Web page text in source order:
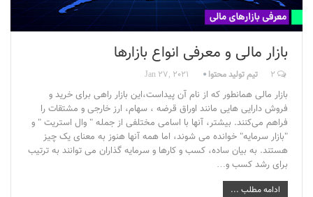
بازار مالی و معرفی انواع بازارها
تیم تولید محتوا Jan 27, 2021
بازار مالی همانطور که از نام آن پیداست،این بازار راهی برای خرید و
فروش دارایی‌ هایی مانند اوراق قرضه ، سهام، ارز خارجی و مشتقات را
فراهم می‌کنند. بیشتر، آنها با اسامی مختلفی از جمله " وال استریت " و
"بازار سرمایه" خوانده می‌ شوند، اما همه آنها هنوز به معنای یک چیز
هستند. به بیان ساده، کسب و کارها و سرمایه گذاران می توانند به ترتیب
برای رشد کسب و…
ادامه مطلب ...